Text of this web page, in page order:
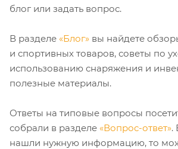
блог или задать вопрос.
В разделе «Блог» вы найдете
и спортивных товаров, советы по
использованию снаряжения и
полезные материалы.
Ответы на типовые вопросы
собрали в разделе «Вопрос-ответ».
нашли нужную информацию, то